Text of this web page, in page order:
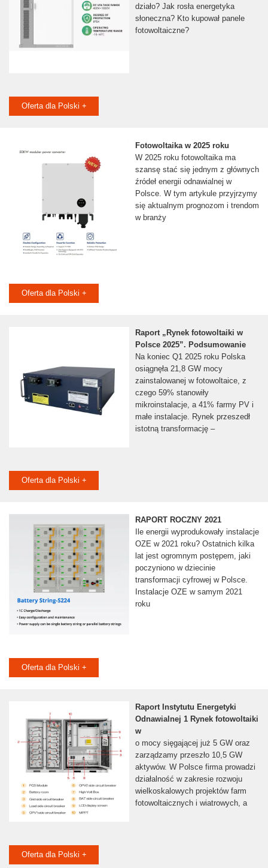
działo? Jak rosła energetyka
słoneczna? Kto kupował panele
fotowoltaiczne?
Oferta dla Polski +
Fotowoltaika w 2025 roku
W 2025 roku fotowoltaika ma
szansę stać się jednym z głównych
źródeł energii odnawialnej w
Polsce. W tym artykule przyjrzymy
się aktualnym prognozom i trendom
w branży
Oferta dla Polski +
Raport „Rynek fotowoltaiki w
Polsce 2025”. Podsumowanie
Na koniec Q1 2025 roku Polska
osiągnęła 21,8 GW mocy
zainstalowanej w fotowoltaice, z
czego 59% stanowiły
mikroinstalacje, a 41% farmy PV i
małe instalacje. Rynek przeszedł
istotną transformację –
Oferta dla Polski +
RAPORT ROCZNY 2021
Ile energii wyprodukowały instalacje
OZE w 2021 roku? Ostatnich kilka
lat jest ogromnym postępem, jaki
poczyniono w dziecinie
transformacji cyfrowej w Polsce.
Instalacje OZE w samym 2021
roku
Oferta dla Polski +
Raport Instytutu Energetyki
Odnawialnej 1 Rynek fotowoltaiki
w
o mocy sięgającej już 5 GW oraz
zarządzamy przeszło 10,5 GW
aktywów. W Polsce firma prowadzi
działalność w zakresie rozwoju
wielkoskalowych projektów farm
fotowoltaicznych i wiatrowych, a
Oferta dla Polski +